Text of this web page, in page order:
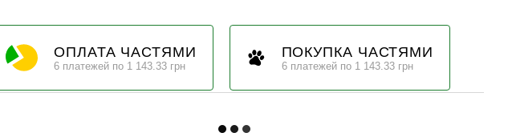
ОПЛАТА ЧАСТЯМИ
6 платежей по 1 143.33 грн
ПОКУПКА ЧАСТЯМИ
6 платежей по 1 143.33 грн